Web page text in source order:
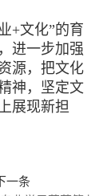
+文化”的育
进一步加强
源，把文化
神，坚定文
展现新担
一条